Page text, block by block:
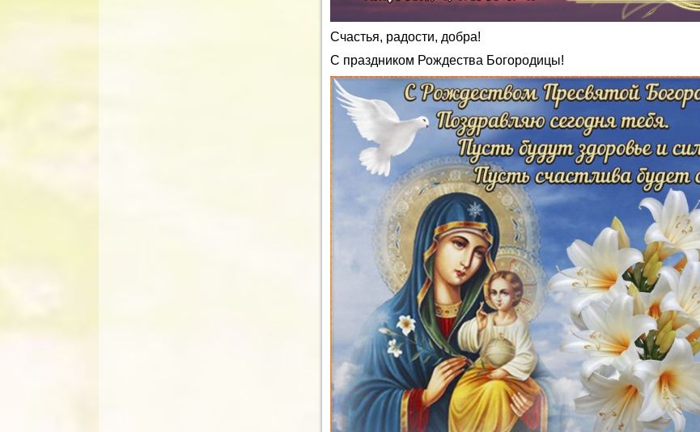
Счастья, радости, добра!
С праздником Рождества Богородицы!